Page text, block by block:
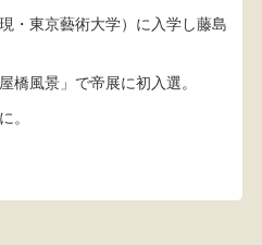
・東京藝術大学）に入学し藤島
橋風景」で帝展に初入選。
。